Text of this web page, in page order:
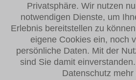
Mo - Do 07:30 - 16:30 Uhr
Fr 07:30 - 14:30 Uhr
Oder rufen Sie uns an für Ihren
Privatsphäre. Wir nutzen
notwendigen Dienste, um
Erlebnis bereitstellen zu
eigene Cookies ein, noch
persönliche Daten. Mit der
sind Sie damit
Datenschutz mehr